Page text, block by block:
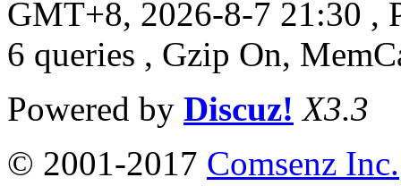
GMT+8, 2026-8-7 21:30 ,
6 queries , Gzip On,
Powered by Discuz! X3.3
© 2001-2017 Comsenz Inc.